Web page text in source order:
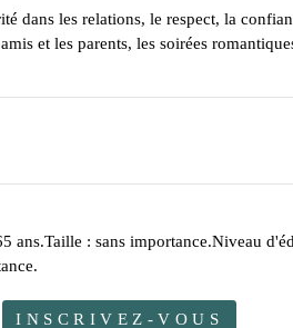
dans les relations, le respect, la
et les parents, les soirées
: sans importance.Niveau
INSCRIVEZ-VOUS